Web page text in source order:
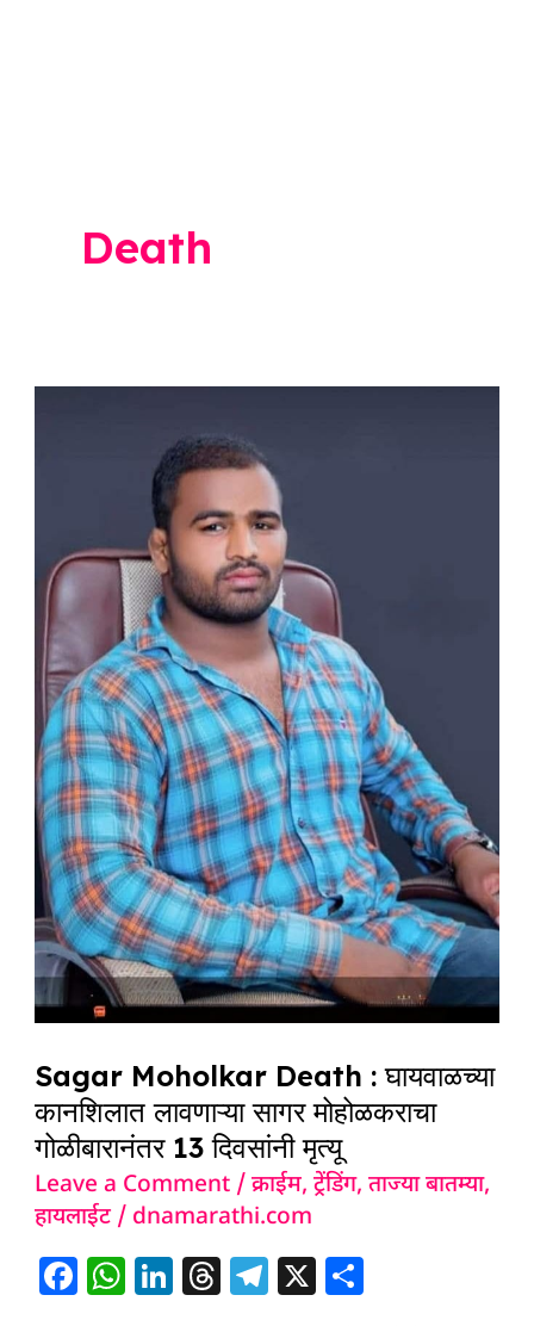
Death
Sagar Moholkar Death : घायवाळच्या
कानशिलात लावणाऱ्या सागर मोहोळकराचा
गोळीबारानंतर 13 दिवसांनी मृत्यू
Leave a Comment /क्राईम,ट्रेंडिंग,ताज्या बातम्या,
हायलाईट/ dnamarathi.com
F W Li T T X
घायवाळच्या
कानशिलात
लावणाऱ्या
सागर
मोहोळकराचा
गोळीबारानंतर
13
दिवसांनी
मृत्यू